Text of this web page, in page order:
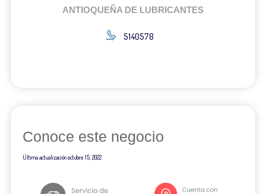
ANTIOQUEÑA DE LUBRICANTES
5140578
Conoce este negocio
Última actualizaciónoctubre 15, 2022